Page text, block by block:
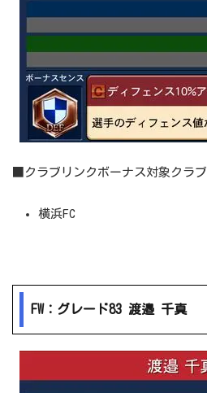
■クラブリンクボーナス対象クラブ
横浜FC
FW：グレード83 渡邉 千真